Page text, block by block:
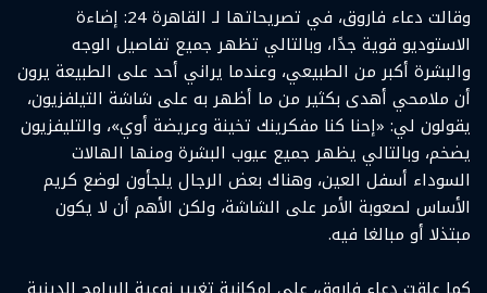
وقالت دعاء فاروق، في تصريحاتها لـ القاهرة 24: إضاءة
الاستوديو قوية جدًا، وبالتالي تظهر جميع تفاصيل الوجه
والبشرة أكبر من الطبيعي، وعندما يراني أحد على الطبيعة يرون
أن ملامحي أهدى بكثير من ما أظهر به على شاشة التيلفزيون،
يقولون لي: «إحنا كنا مفكرينك تخينة وعريضة أوي»، والتليفزيون
يضخم، وبالتالي يظهر جميع عيوب البشرة ومنها الهالات
السوداء أسفل العين، وهناك بعض الرجال يلجأون لوضع كريم
الأساس لصعوبة الأمر على الشاشة، ولكن الأهم أن لا يكون
مبتذلا أو مبالغا فيه.